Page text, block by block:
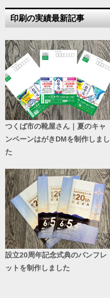
印刷の実績最新記事
つくば市の靴屋さん｜夏のキャ
ンペーンはがきDMを制作しまし
た
設立20周年記念式典のパンフレ
ットを制作しました